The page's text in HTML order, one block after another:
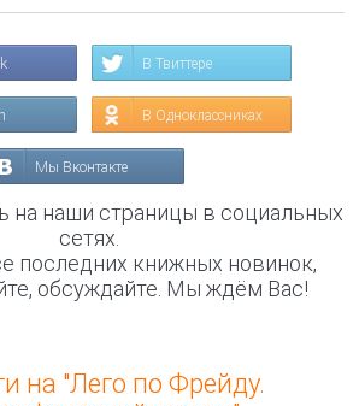
В Твиттере
В Одноклассниках
Мы Вконтакте
на наши страницы в социальных
сетях.
последних книжных новинок,
обсуждайте. Мы ждём Вас!
на "Лего по Фрейду.